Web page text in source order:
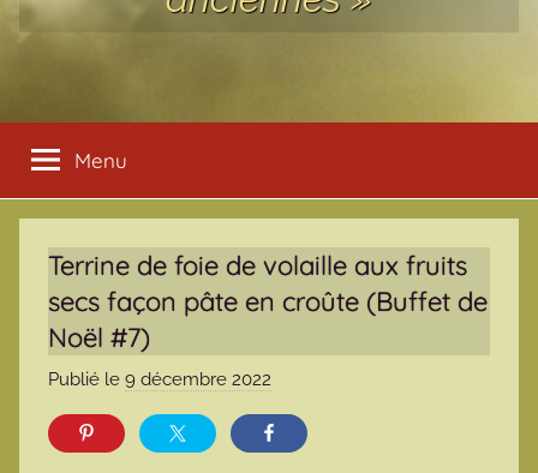
Menu
Terrine de foie de volaille aux fruits
secs façon pâte en croûte (Buffet de
Noël #7)
Publié le 9 décembre 2022
a